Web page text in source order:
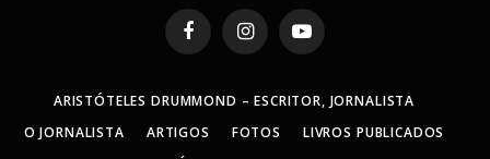
FacebookInstagramYouTube
ARISTÓTELES DRUMMOND – ESCRITOR, JORNALISTA
O JORNALISTA
ARTIGOS FOTOS
LIVROS PUBLICADOS